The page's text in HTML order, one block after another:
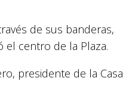
de sus banderas,
el centro de la Plaza.
presidente de la Casa